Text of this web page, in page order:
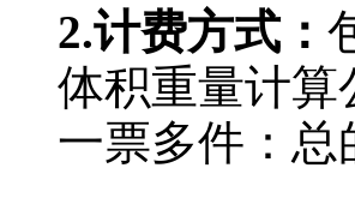
2.计费方式：
体积重量计算
一票多件：